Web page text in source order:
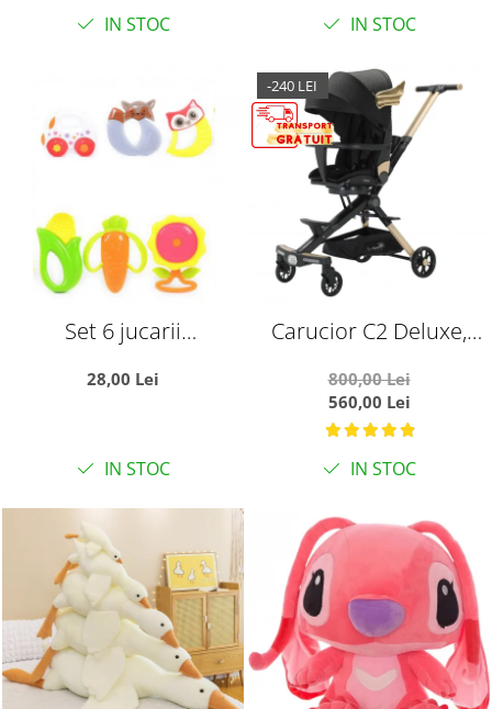
IN STOC IN STOC
Set 6 jucarii
suprafete moi siliconate
28,00 Lei
IN STOC
-240 LEI
Carucior C2 Deluxe,
lumini si muzica, Negru
cu flori
800,00 Lei
560,00 Lei
IN STOC